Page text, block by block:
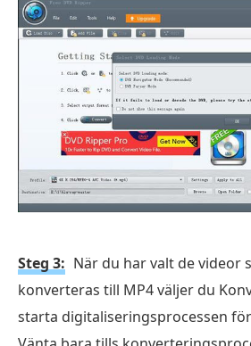
Steg 3: När du har valt de videor
konverteras till MP4 väljer du
starta digitaliseringsprocessen